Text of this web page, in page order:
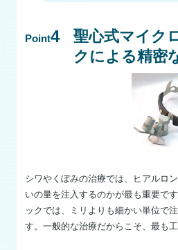
Point4
聖心式マイク
クによる精密
シワやくぼみの治療では、ヒアルロ
いの量を注入するのかが最も重要で
ックでは、ミリよりも細かい単位で
す。一般的な治療だからこそ、最も工